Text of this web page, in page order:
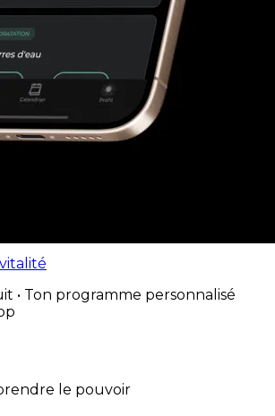
• Ton programme personnalisé
le pouvoir